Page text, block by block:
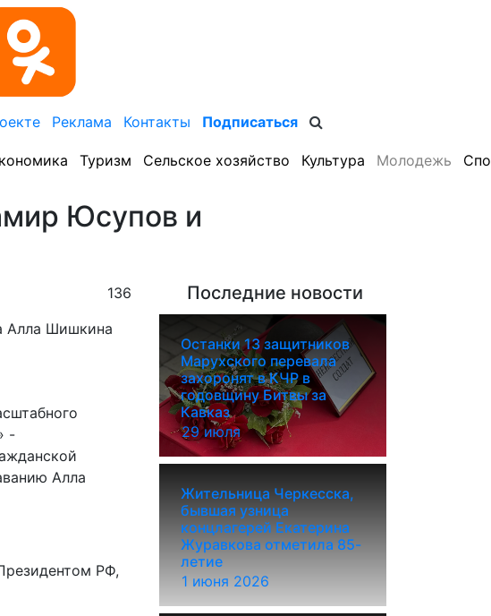
Реклама Контакты Подписаться
Туризм Сельское хозяйство Культура Молодежь
Юсупов и
136
-
Алла
РФ,
Последние новости
29 июля
Останки 13 защитников
Марухского перевала
захоронят в КЧР в
годовщину Битвы за
Кавказ
1 июня 2026
Жительница Черкесска,
бывшая узница
концлагерей Екатерина
Журавкова отметила 85-
летие